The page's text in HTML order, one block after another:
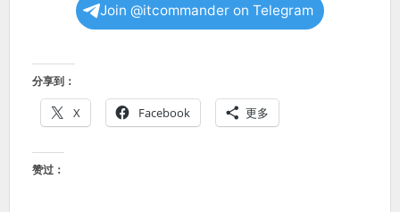
Join @itcommander on Telegram
分享到：
X Facebook 更多
赞过：